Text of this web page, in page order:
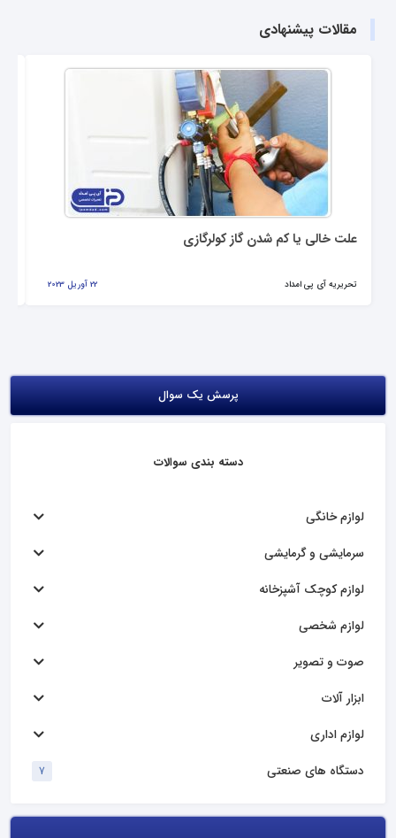
مقالات پیشنهادی
علت خالی یا کم شدن گاز کولرگازی
تحریریه آی پی امداد 22 آوریل 2023
پرسش یک سوال
دسته بندی سوالات
لوازم خانگی
سرمایشی و گرمایشی
لوازم کوچک آشپزخانه
لوازم شخصی
صوت و تصویر
ابزار آلات
لوازم اداری
دستگاه های صنعتی
7